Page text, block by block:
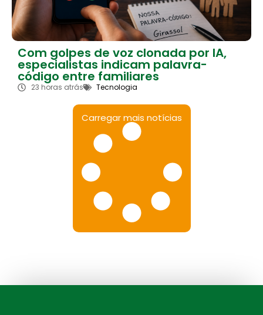
Com golpes de voz clonada por IA,
especialistas indicam palavra-
código entre familiares
23 horas atrás Tecnologia
Carregar mais notícias